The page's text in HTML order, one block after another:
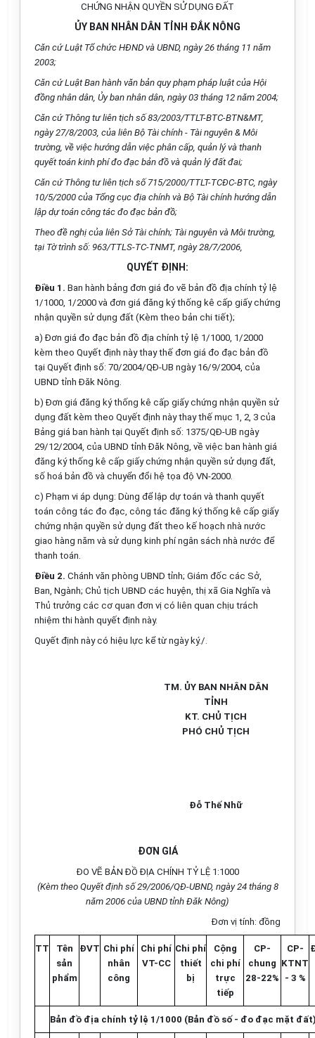
CHỨNG NHẬN QUYỀN SỬ DỤNG ĐẤT
ỦY BAN NHÂN DÂN TỈNH ĐẮK NÔNG
Căn cứ Luật Tổ chức HĐND và UBND, ngày 26 tháng 11 năm
2003;
Căn cứ Luật Ban hành văn bản quy phạm pháp luật của Hội
đồng nhân dân, Ủy ban nhân dân, ngày 03 tháng 12 năm 2004;
Căn cứ Thông tư liên tịch số 83/2003/TTLT-BTC-BTN&MT,
ngày 27/8/2003, của liên Bộ Tài chính - Tài nguyên & Môi
trường, về việc hướng dẫn việc phân cấp, quản lý và thanh
quyết toán kinh phí đo đạc bản đồ và quản lý đất đai;
Căn cứ Thông tư liên tịch số 715/2000/TTLT-TCĐC-BTC, ngày
10/5/2000 của Tổng cục địa chính và Bộ Tài chính hướng dẫn
lập dự toán công tác đo đạc bản đồ;
Theo đề nghị của liên Sở Tài chính; Tài nguyên và Môi trường,
tại Tờ trình số: 963/TTLS-TC-TNMT, ngày 28/7/2006,
QUYẾT ĐỊNH:
Điều 1. Ban hành bảng đơn giá đo vẽ bản đồ địa chính tỷ lệ
1/1000, 1/2000 và đơn giá đăng ký thống kê cấp giấy chứng
nhận quyền sử dụng đất (Kèm theo bản chi tiết);
a) Đơn giá đo đạc bản đồ địa chính tỷ lệ 1/1000, 1/2000
kèm theo Quyết định này thay thế đơn giá đo đạc bản đồ
tại Quyết định số: 70/2004/QĐ-UB ngày 16/9/2004, của
UBND tỉnh Đăk Nông.
b) Đơn giá đăng ký thống kê cấp giấy chứng nhận quyền sử
dụng đất kèm theo Quyết định này thay thế mục 1, 2, 3 của
Bảng giá ban hành tại Quyết định số: 1375/QĐ-UB ngày
29/12/2004, của UBND tỉnh Đăk Nông, về việc ban hành giá
đăng ký thống kê cấp giấy chứng nhận quyền sử dụng đất,
số hoá bản đồ và chuyển đổi hệ tọa độ VN-2000.
c) Phạm vi áp dụng: Dùng để lập dự toán và thanh quyết
toán công tác đo đạc, công tác đăng ký thống kê cấp giấy
chứng nhận quyền sử dụng đất theo kế hoạch nhà nước
giao hàng năm và sử dụng kinh phí ngân sách nhà nước để
thanh toán.
Điều 2. Chánh văn phòng UBND tỉnh; Giám đốc các Sở,
Ban, Ngành; Chủ tịch UBND các huyện, thị xã Gia Nghĩa và
Thủ trưởng các cơ quan đơn vị có liên quan chịu trách
nhiệm thi hành quyết định này.
Quyết định này có hiệu lực kể từ ngày ký./.
TM. ỦY BAN NHÂN DÂN
TỈNH
KT. CHỦ TỊCH
PHÓ CHỦ TỊCH
Đỗ Thế Nhữ
ĐƠN GIÁ
ĐO VẼ BẢN ĐỒ ĐỊA CHÍNH TỶ LỆ 1:1000
(Kèm theo Quyết định số 29/2006/QĐ-UBND, ngày 24 tháng 8
năm 2006 của UBND tỉnh Đăk Nông)
Đơn vị tính: đồng
TT
Tên
sản
phẩm
ĐVT Chi phí
nhân
công
Chi phí
VT-CC
Chi phí
thiết
bị
Cộng
chi phí
trực
tiếp
CP-
chung
28-22%
CP-
KTNT
- 3 %
Bản đồ địa chính tỷ lệ 1/1000 (Bản đồ số - đo đạc mặt